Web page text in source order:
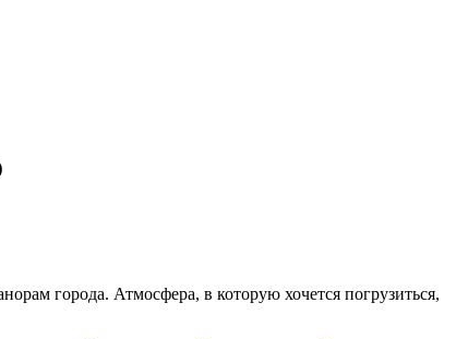
города. Атмосфера, в которую хочется погрузиться,